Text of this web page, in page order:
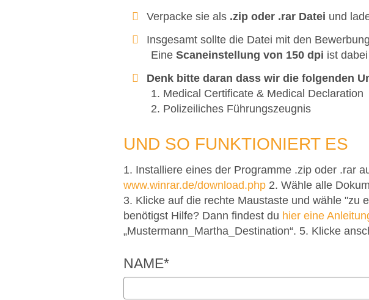
Verpacke sie als .zip oder .rar Datei und
Insgesamt sollte die Datei mit den
Eine Scaneinstellung von 150 dpi ist
Denk bitte daran dass wir die folgenden
1. Medical Certificate & Medical Declaration
2. Polizeiliches Führungszeugnis
UND SO FUNKTIONIERT ES
1. Installiere eines der Programme .zip oder .rar
www.winrar.de/download.php 2. Wähle alle
3. Klicke auf die rechte Maustaste und wähle "zu
benötigst Hilfe? Dann findest du hier eine
„Mustermann_Martha_Destination“. 5. Klicke
NAME*